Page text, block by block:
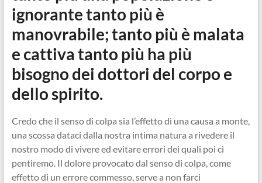
ignorante tanto più è
manovrabile; tanto più è malata
e cattiva tanto più ha più
bisogno dei dottori del corpo e
dello spirito.
Credo che il senso di colpa sia l’effetto di una causa a monte,
una scossa dataci dalla nostra intima natura a rivedere il
nostro modo di vivere ed evitare errori dei quali poi ci
pentiremo. Il dolore provocato dal senso di colpa, come
effetto di un errore commesso, serve a non farci